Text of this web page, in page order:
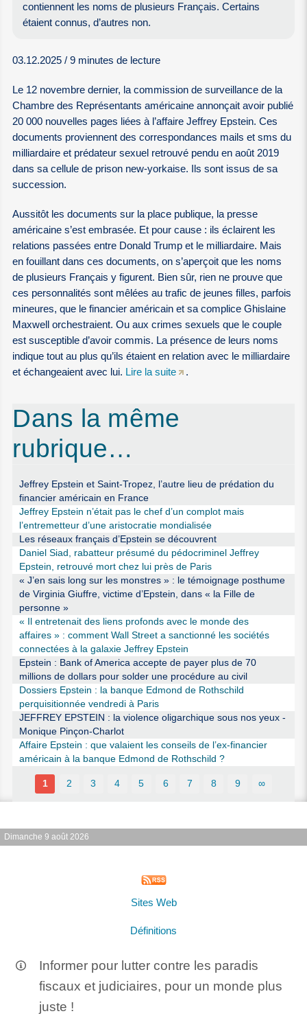
contiennent les noms de plusieurs Français. Certains
étaient connus, d’autres non.
03.12.2025 / 9 minutes de lecture
Le 12 novembre dernier, la commission de surveillance de la
Chambre des Représentants américaine annonçait avoir publié
20 000 nouvelles pages liées à l’affaire Jeffrey Epstein. Ces
documents proviennent des correspondances mails et sms du
milliardaire et prédateur sexuel retrouvé pendu en août 2019
dans sa cellule de prison new-yorkaise. Ils sont issus de sa
succession.
Aussitôt les documents sur la place publique, la presse
américaine s’est embrasée. Et pour cause : ils éclairent les
relations passées entre Donald Trump et le milliardaire. Mais
en fouillant dans ces documents, on s’aperçoit que les noms
de plusieurs Français y figurent. Bien sûr, rien ne prouve que
ces personnalités sont mêlées au trafic de jeunes filles, parfois
mineures, que le financier américain et sa complice Ghislaine
Maxwell orchestraient. Ou aux crimes sexuels que le couple
est susceptible d’avoir commis. La présence de leurs noms
indique tout au plus qu’ils étaient en relation avec le milliardaire
et échangeaient avec lui. Lire la suite .
Dans la même
rubrique…
Jeffrey Epstein et Saint-Tropez, l’autre lieu de prédation du
financier américain en France
Jeffrey Epstein n’était pas le chef d’un complot mais
l’entremetteur d’une aristocratie mondialisée
Les réseaux français d’Epstein se découvrent
Daniel Siad, rabatteur présumé du pédocriminel Jeffrey
Epstein, retrouvé mort chez lui près de Paris
« J’en sais long sur les monstres » : le témoignage posthume
de Virginia Giuffre, victime d’Epstein, dans « la Fille de
personne »
« Il entretenait des liens profonds avec le monde des
affaires » : comment Wall Street a sanctionné les sociétés
connectées à la galaxie Jeffrey Epstein
Epstein : Bank of America accepte de payer plus de 70
millions de dollars pour solder une procédure au civil
Dossiers Epstein : la banque Edmond de Rothschild
perquisitionnée vendredi à Paris
JEFFREY EPSTEIN : la violence oligarchique sous nos yeux -
Monique Pinçon-Charlot
Affaire Epstein : que valaient les conseils de l’ex-financier
américain à la banque Edmond de Rothschild ?
1 2 3 4 5 6 7 8 9 ∞
Dimanche 9 août 2026
Sites Web
Définitions
Informer pour lutter contre les paradis
fiscaux et judiciaires, pour un monde plus
juste !